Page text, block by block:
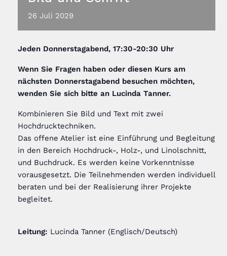
26 Juli 2029
Jeden Donnerstagabend, 17:30-20:30 Uhr
Wenn Sie Fragen haben oder diesen Kurs am
nächsten Donnerstagabend besuchen möchten,
wenden Sie sich bitte an Lucinda Tanner.
Kombinieren Sie Bild und Text mit zwei
Hochdrucktechniken.
Das offene Atelier ist eine Einführung und Begleitung
in den Bereich Hochdruck-, Holz-, und Linolschnitt,
und Buchdruck. Es werden keine Vorkenntnisse
vorausgesetzt. Die Teilnehmenden werden individuell
beraten und bei der Realisierung ihrer Projekte
begleitet.
Leitung: Lucinda Tanner (Englisch/Deutsch)